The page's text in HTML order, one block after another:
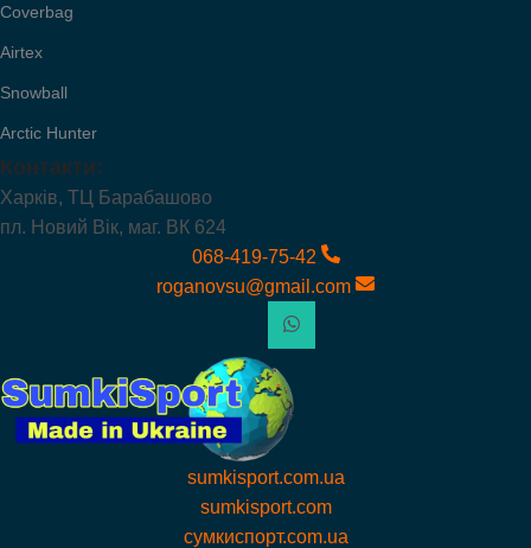
Coverbag
Airtex
Snowball
Arctic Hunter
Контакти:
Харків, ТЦ Барабашово
пл. Новий Вік, маг. ВК 624
068-419-75-42
roganovsu@gmail.com
sumkisport.com.ua
sumkisport.com
сумкиспорт.com.ua